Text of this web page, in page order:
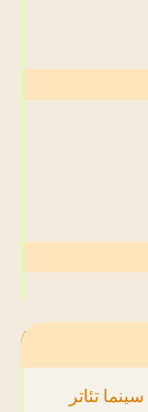
سینما تئاتر